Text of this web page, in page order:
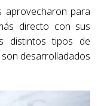
aprovecharon para
directo con sus
distintos tipos de
desarrolladados